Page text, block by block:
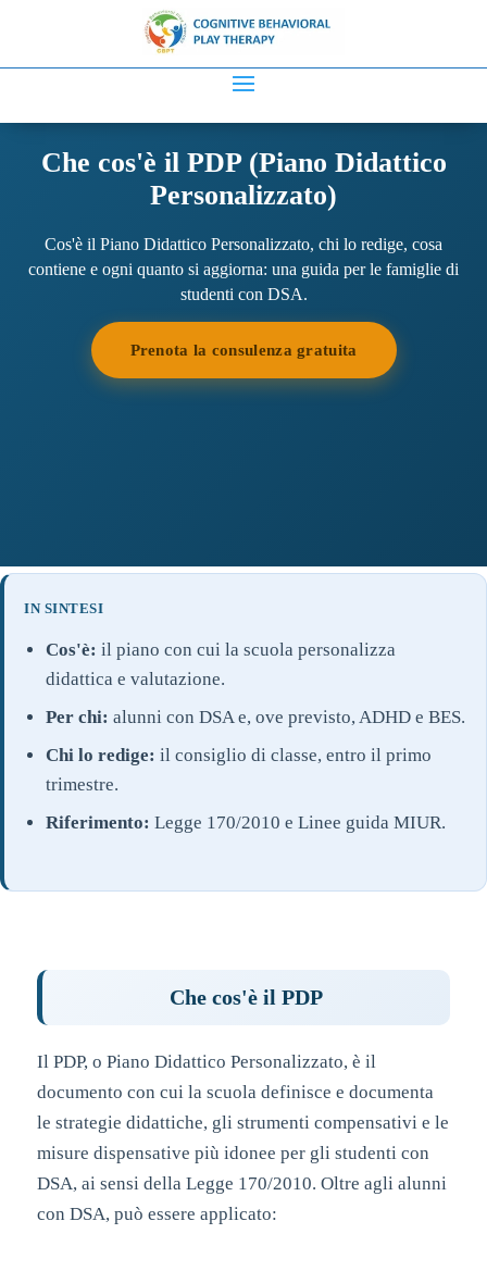
Che cos'è il PDP (Piano Didattico
Personalizzato)
Cos'è il Piano Didattico Personalizzato, chi lo redige, cosa
contiene e ogni quanto si aggiorna: una guida per le famiglie di
studenti con DSA.
Prenota la consulenza gratuita
IN SINTESI
Cos'è: il piano con cui la scuola personalizza
didattica e valutazione.
Per chi: alunni con DSA e, ove previsto, ADHD e BES.
Chi lo redige: il consiglio di classe, entro il primo
trimestre.
Riferimento: Legge 170/2010 e Linee guida MIUR.
Che cos'è il PDP
Il PDP, o Piano Didattico Personalizzato, è il
documento con cui la scuola definisce e documenta
le strategie didattiche, gli strumenti compensativi e le
misure dispensative più idonee per gli studenti con
DSA, ai sensi della Legge 170/2010. Oltre agli alunni
con DSA, può essere applicato: